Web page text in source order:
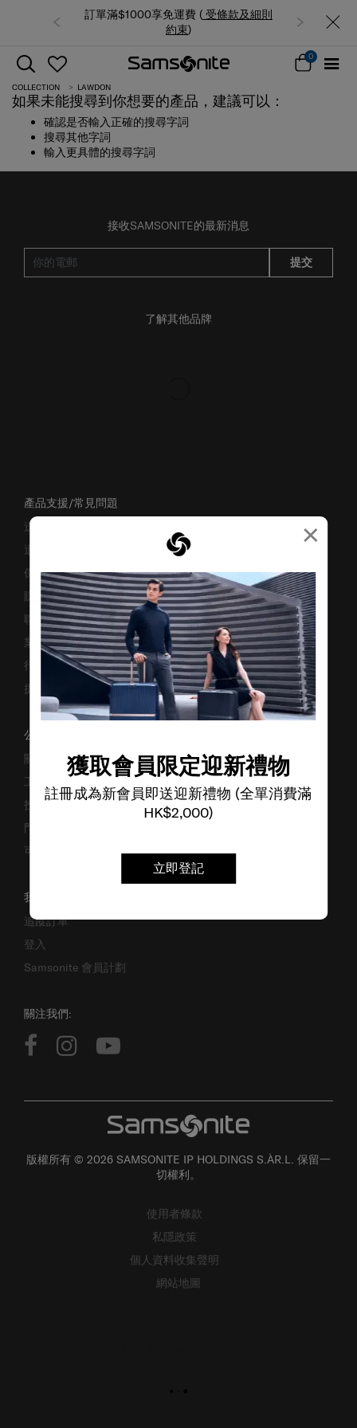
×
獲取會員限定迎新禮物
註冊成為新會員即送迎新禮物 (全單消費滿
HK$2,000)
立即登記
訂單滿$1000享免運費 ( 受條款及細則
約束)
0
COLLECTION LAWDON
如果未能搜尋到你想要的產品，建議可以：
確認是否輸入正確的搜尋字詞
搜尋其他字詞
輸入更具體的搜尋字詞
接收SAMSONITE的最新消息
提交
了解其他品牌
產品支援/常見問題
送貨安排
退貨與換貨
保修條款及細則
賺取「亞洲萬里通」條款
聯絡我們
業務諮詢
行李箱搜尋器
提防偽冒網站
公司資料
關於我們
工作機會
投資者關係
門市位置
可持續發展
我的帳戶
追蹤訂單
登入
Samsonite 會員計劃
關注我們:
版權所有 © 2026 SAMSONITE IP HOLDINGS S.ÀR.L. 保留一
切權利。
使用者條款
私隱政策
個人資料收集聲明
網站地圖